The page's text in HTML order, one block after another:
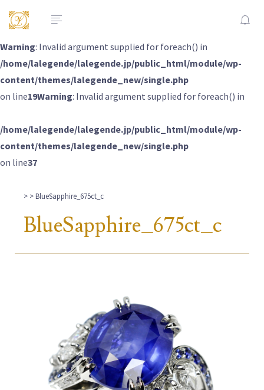
Warning: Invalid argument supplied for foreach() in
/home/lalegende/lalegende.jp/public_html/module/wp-
content/themes/lalegende_new/single.php
on line19Warning: Invalid argument supplied for foreach() in
/home/lalegende/lalegende.jp/public_html/module/wp-
content/themes/lalegende_new/single.php
on line37
> > BlueSapphire_675ct_c
BlueSapphire_675ct_c